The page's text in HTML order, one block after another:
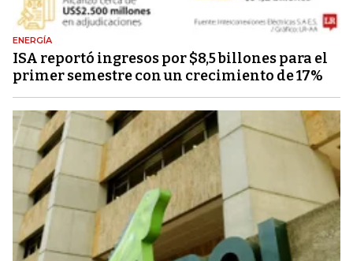
ENERGÍA
ISA reportó ingresos por $8,5 billones para el
primer semestre con un crecimiento de 17%